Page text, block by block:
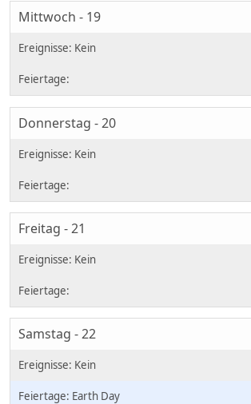
Mittwoch - 19
Donnerstag - 20
Freitag - 21
Samstag - 22
Earth Day